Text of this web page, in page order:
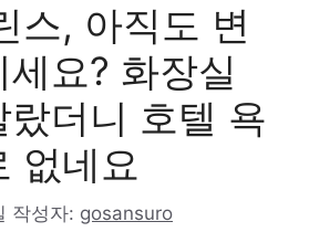
스, 아직도 변
요? 화장실
랐더니 호텔 욕
없네요
작성자: gosansuro